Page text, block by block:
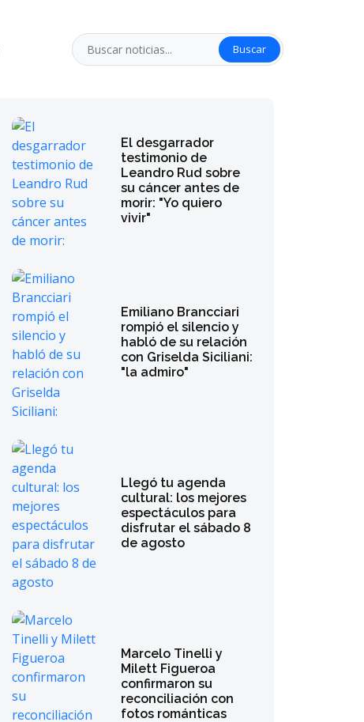
Buscar
El desgarrador
testimonio de
Leandro Rud sobre
su cáncer antes de
morir: "Yo quiero
vivir"
Emiliano Brancciari
rompió el silencio y
habló de su relación
con Griselda Siciliani:
"la admiro"
Llegó tu agenda
cultural: los mejores
espectáculos para
disfrutar el sábado 8
de agosto
Marcelo Tinelli y
Milett Figueroa
confirmaron su
reconciliación con
fotos románticas